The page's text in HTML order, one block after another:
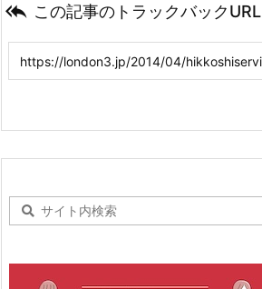
 この記事のトラックバックURL